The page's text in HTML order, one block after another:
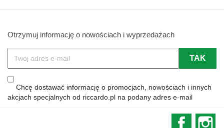
Otrzymuj informację o nowościach i wyprzedażach
Chcę dostawać informację o promocjach, nowościach i innych
akcjach specjalnych od riccardo.pl na podany adres e-mail